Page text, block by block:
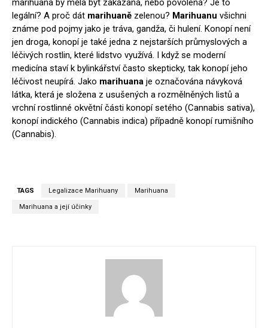
marihuana by měla být zakázaná, nebo povolená? Je to
legální? A proč dát marihuaně zelenou? Marihuanu všichni
známe pod pojmy jako je tráva, gandža, či hulení. Konopí není
jen droga, konopí je také jedna z nejstarších průmyslových a
léčivých rostlin, které lidstvo využívá. I když se moderní
medicína staví k bylinkářství často skepticky, tak konopí jeho
léčivost neupírá. Jako marihuana je označována návyková
látka, která je složena z usušených a rozmělněných listů a
vrchní rostlinné okvětní části konopí setého (Cannabis sativa),
konopí indického (Cannabis indica) případně konopí rumišního
(Cannabis).
TAGS Legalizace Marihuany Marihuana
Marihuana a její účinky